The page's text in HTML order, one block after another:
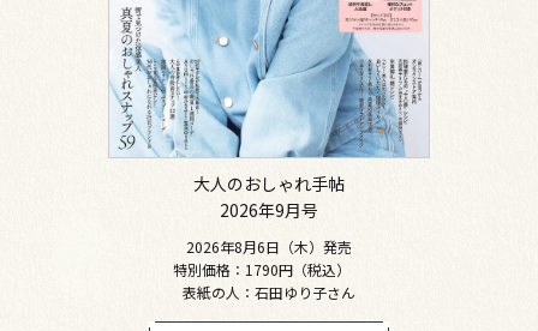
大人のおしゃれ手帖
2026年9月号
2026年8月6日（木）発売
特別価格：1790円（税込）
表紙の人：石田ゆり子さん